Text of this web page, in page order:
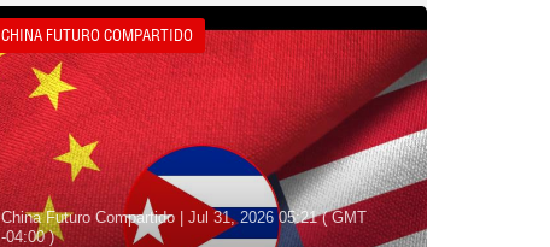
CHINA FUTURO COMPARTIDO
China Futuro Compartido | Jul 31, 2026 05:21 ( GMT
-04:00 )